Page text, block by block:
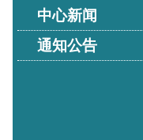
中心新闻
通知公告